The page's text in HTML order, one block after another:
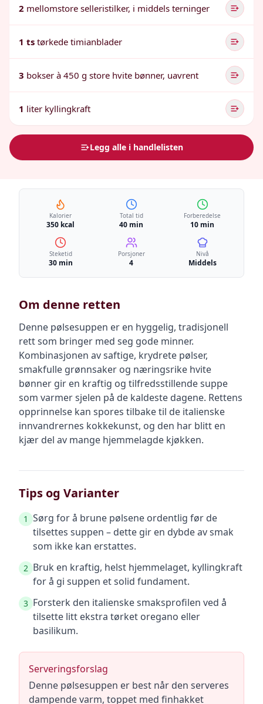
2 mellomstore selleristilker, i middels terninger
1 ts tørkede timianblader
3 bokser à 450 g store hvite bønner, uavrent
1 liter kyllingkraft
Legg alle i handlelisten
Kalorier
350 kcal
Total tid
40 min
Forberedelse
10 min
Steketid
30 min
Porsjoner
4
Nivå
Middels
Om denne retten
Denne pølsesuppen er en hyggelig, tradisjonell
rett som bringer med seg gode minner.
Kombinasjonen av saftige, krydrete pølser,
smakfulle grønnsaker og næringsrike hvite
bønner gir en kraftig og tilfredsstillende suppe
som varmer sjelen på de kaldeste dagene. Rettens
opprinnelse kan spores tilbake til de italienske
innvandrernes kokkekunst, og den har blitt en
kjær del av mange hjemmelagde kjøkken.
Tips og Varianter
1 Sørg for å brune pølsene ordentlig før de
tilsettes suppen – dette gir en dybde av smak
som ikke kan erstattes.
2 Bruk en kraftig, helst hjemmelaget, kyllingkraft
for å gi suppen et solid fundament.
3 Forsterk den italienske smaksprofilen ved å
tilsette litt ekstra tørket oregano eller
basilikum.
Serveringsforslag
Denne pølsesuppen er best når den serveres
dampende varm, toppet med finhakket